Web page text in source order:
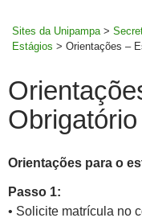
Sites da Unipampa >
Estágios > Orientações –
Obrigatório
Orientações para o
Passo 1:
• Solicite matrícula no